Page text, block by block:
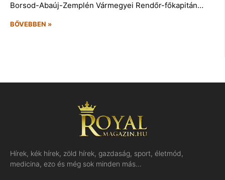
Borsod-Abaúj-Zemplén Vármegyei Rendőr-főkapitán…
BŐVEBBEN »
Hírek, kék hírek, zöld hírek, gazdaság, sport, életmód,
medicina, ezo és még sok minden más…